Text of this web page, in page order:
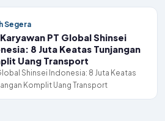
Segera
PT Global Shinsei
8 Juta Keatas Tunjangan
Uang Transport
Shinsei Indonesia: 8 Juta Keatas
Komplit Uang Transport